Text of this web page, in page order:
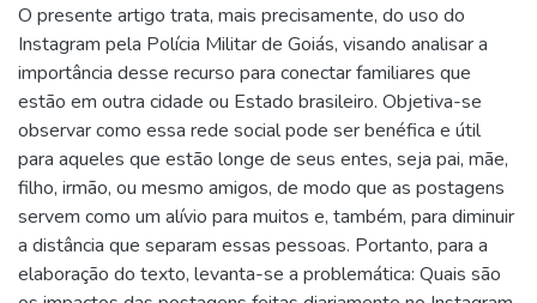
O presente artigo trata, mais precisamente, do uso do
Instagram pela Polícia Militar de Goiás, visando analisar a
importância desse recurso para conectar familiares que
estão em outra cidade ou Estado brasileiro. Objetiva-se
observar como essa rede social pode ser benéfica e útil
para aqueles que estão longe de seus entes, seja pai, mãe,
filho, irmão, ou mesmo amigos, de modo que as postagens
servem como um alívio para muitos e, também, para diminuir
a distância que separam essas pessoas. Portanto, para a
elaboração do texto, levanta-se a problemática: Quais são